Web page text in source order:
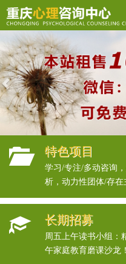
Previous
特色项目
学习/专注/多动咨询
析，动力性团体/存在
长期招募
周五上午读书小组：
午家庭教育磨课沙龙！